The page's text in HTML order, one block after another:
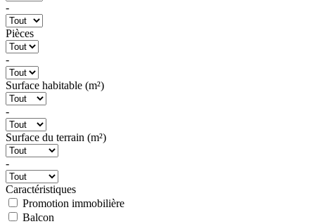
-
Pièces
-
Surface habitable (m²)
-
Surface du terrain (m²)
-
Caractéristiques
Promotion immobilière
Balcon